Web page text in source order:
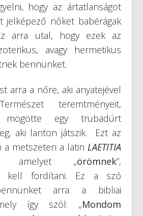
hogy az ártatlanságot
jelképező nőket babérágak
arra utal, hogy ezek az
avagy hermetikus
bennünket.
arra a nőre, aki anyatejével
teremtményeit,
egy trubadúrt
aki lanton játszik. Ezt az
a metszeten a latinLAETITIA
amelyet „örömnek”,
kell fordítani. Ez a szó
arra a bibliai
így szól: „Mondom